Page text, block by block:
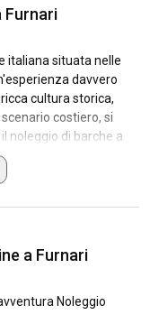
Furnari
italiana situata nelle
davvero
cultura storica,
costiero, si
noleggio di barche a
la costa
il noleggio di yacht
avventura e
nascoste e
le usanze
per vivere il
a Furnari
Noleggio